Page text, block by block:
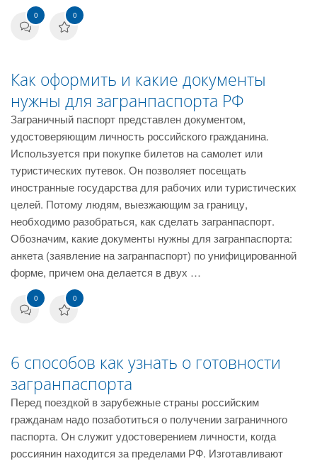
0 0
Как оформить и какие документы
нужны для загранпаспорта РФ
Заграничный паспорт представлен документом,
удостоверяющим личность российского гражданина.
Используется при покупке билетов на самолет или
туристических путевок. Он позволяет посещать
иностранные государства для рабочих или туристических
целей. Потому людям, выезжающим за границу,
необходимо разобраться, как сделать загранпаспорт.
Обозначим, какие документы нужны для загранпаспорта:
анкета (заявление на загранпаспорт) по унифицированной
форме, причем она делается в двух …
0 0
6 способов как узнать о готовности
загранпаспорта
Перед поездкой в зарубежные страны российским
гражданам надо позаботиться о получении заграничного
паспорта. Он служит удостоверением личности, когда
россиянин находится за пределами РФ. Изготавливают